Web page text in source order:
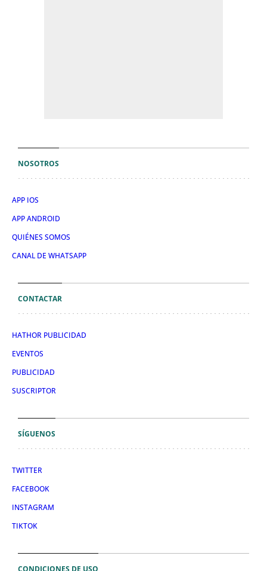
NOSOTROS
APP IOS
APP ANDROID
QUIÉNES SOMOS
CANAL DE WHATSAPP
CONTACTAR
HATHOR PUBLICIDAD
EVENTOS
PUBLICIDAD
SUSCRIPTOR
SÍGUENOS
TWITTER
FACEBOOK
INSTAGRAM
TIKTOK
CONDICIONES DE USO